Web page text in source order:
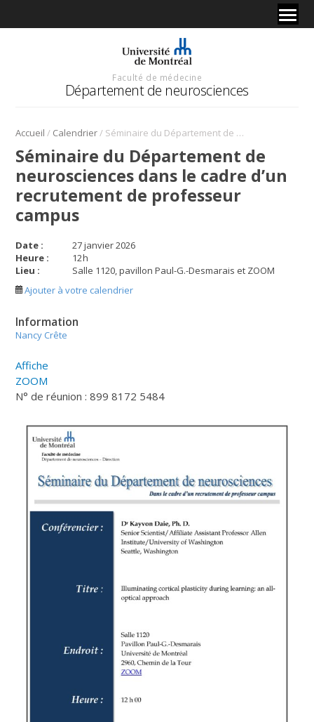
Faculté de médecine
Département de neurosciences
Accueil / Calendrier/ Séminaire du Département de neurosciences dans le cadre d’un recrutement de professeur campus
Séminaire du Département de
neurosciences dans le cadre d’un
recrutement de professeur
campus
Date :
27 janvier 2026
Heure :
12h
Lieu :
Salle 1120, pavillon Paul-G.-Desmarais et ZOOM
Ajouter à votre calendrier
Information
Nancy Crête
Affiche
ZOOM
N° de réunion : 899 8172 5484